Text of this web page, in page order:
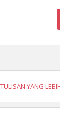
TULISAN YANG